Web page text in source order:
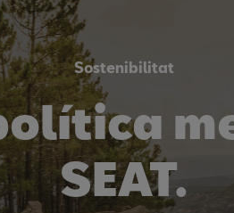
Sostenibilitat
SEAT.